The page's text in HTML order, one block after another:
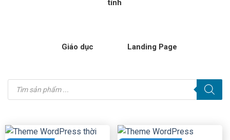
tính
Giáo dục Landing Page
Tìm
kiếm
sản